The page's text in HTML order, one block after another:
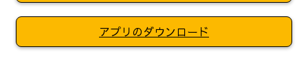
アプリのダウンロード